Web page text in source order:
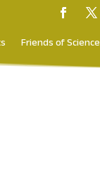
Friends of Science